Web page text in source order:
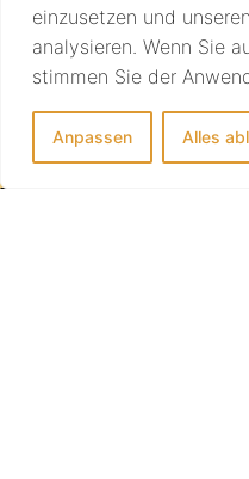
einzusetzen und
analysieren. Wenn Sie
stimmen Sie der
Anpassen Alles
IHRE REISE